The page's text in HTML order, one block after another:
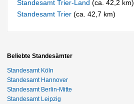
Standesamt Trier-Land(ca. 42,2 km)
Standesamt Trier(ca. 42,7 km)
Beliebte Standesämter
Standesamt Köln
Standesamt Hannover
Standesamt Berlin-Mitte
Standesamt Leipzig